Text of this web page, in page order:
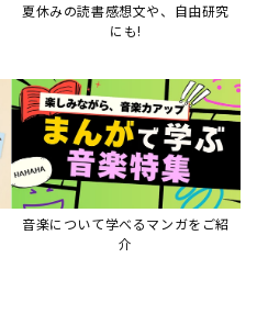
夏休みの読書感想文や、自由研究
にも!
音楽について学べるマンガをご紹
介